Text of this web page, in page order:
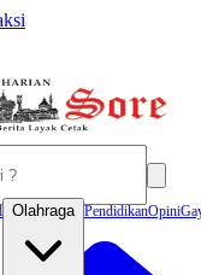
Olahraga PendidikanOpini